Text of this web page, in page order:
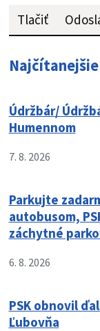
Tlačiť
Údržbár/
Humennom
7. 8. 2026
Parkujte
autobusom,
záchytné
6. 8. 2026
PSK obnovil
Ľubovňa